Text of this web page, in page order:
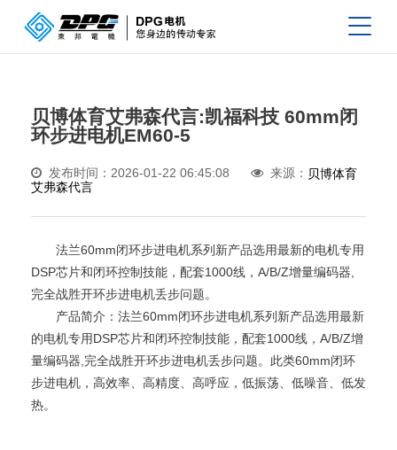
贝博体育艾弗森代言:凯福科技 60mm闭
环步进电机EM60-5
发布时间：2026-01-22 06:45:08 来源： 贝博体育
艾弗森代言
法兰60mm闭环步进电机系列新产品选用最新的电机专用
DSP芯片和闭环控制技能，配套1000线，A/B/Z增量编码器,
完全战胜开环步进电机丢步问题。
产品简介：法兰60mm闭环步进电机系列新产品选用最新
的电机专用DSP芯片和闭环控制技能，配套1000线，A/B/Z增
量编码器,完全战胜开环步进电机丢步问题。此类60mm闭环
步进电机，高效率、高精度、高呼应，低振荡、低噪音、低发
热。